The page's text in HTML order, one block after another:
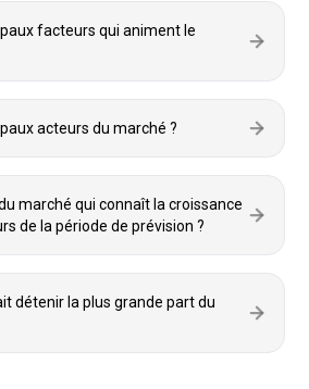
facteurs qui animent le
acteurs du marché ?
marché qui connaît la croissance
de la période de prévision ?
détenir la plus grande part du